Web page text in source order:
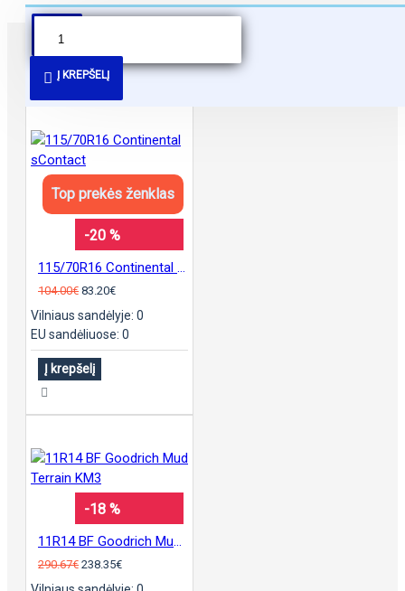
Į KREPŠELĮ
PANAŠŪS PASIŪLYMAI
Top prekės ženklas
-20 %
104.00€ 83.20€
Vilniaus sandėlyje: 0
EU sandėliuose: 0
Į krepšelį
-18 %
290.67€ 238.35€